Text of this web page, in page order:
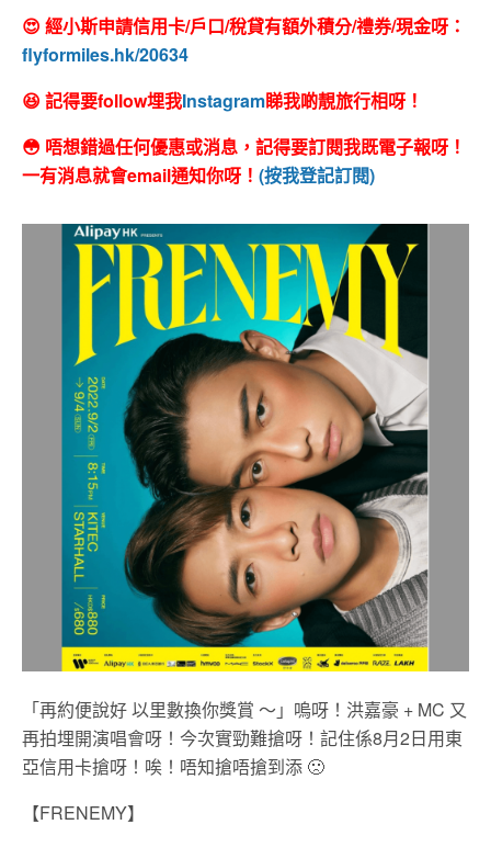
😍 經小斯申請信用卡/戶口/稅貸有額外積分/禮券/現金呀：
flyformiles.hk/20634
😆 記得要follow埋我Instagram睇我啲靚旅行相呀！
😳 唔想錯過任何優惠或消息，記得要訂閱我既電子報呀！
一有消息就會email通知你呀！ (按我登記訂閱)
「再約便說好 以里數換你獎賞 ～」嗚呀！洪嘉豪 + MC 又
再拍埋開演唱會呀！今次實勁難搶呀！記住係8月2日用東
亞信用卡搶呀！唉！唔知搶唔搶到添 🙁
【FRENEMY】